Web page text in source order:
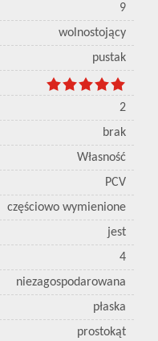
9
wolnostojący
pustak
2
brak
Własność
PCV
częściowo wymienione
jest
4
niezagospodarowana
płaska
prostokąt